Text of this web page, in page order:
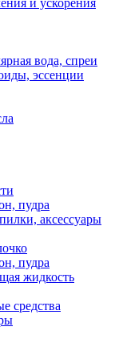
и ускорения
вода, спреи
эссенции
пудра
аксессуары
пудра
жидкость
средства